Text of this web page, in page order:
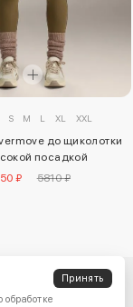
S M L XL XXL
до щиколотки
посадкой
₽
5810 ₽
Принять